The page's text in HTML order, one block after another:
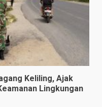
Keliling, Ajak
Lingkungan